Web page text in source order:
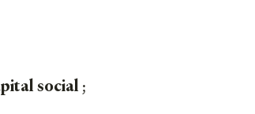
social ;